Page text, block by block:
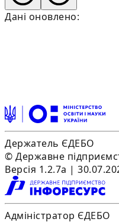
Дані оновлено:
Держатель ЄДЕБО
© Державне
Версія 1.2.7a |
Адміністратор ЄДЕБО